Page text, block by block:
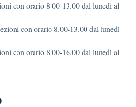
con orario 8.00-13.00 dal lunedì al
con orario 8.00-13.00 dal lunedì
con orario 8.00-16.00 dal lunedì al